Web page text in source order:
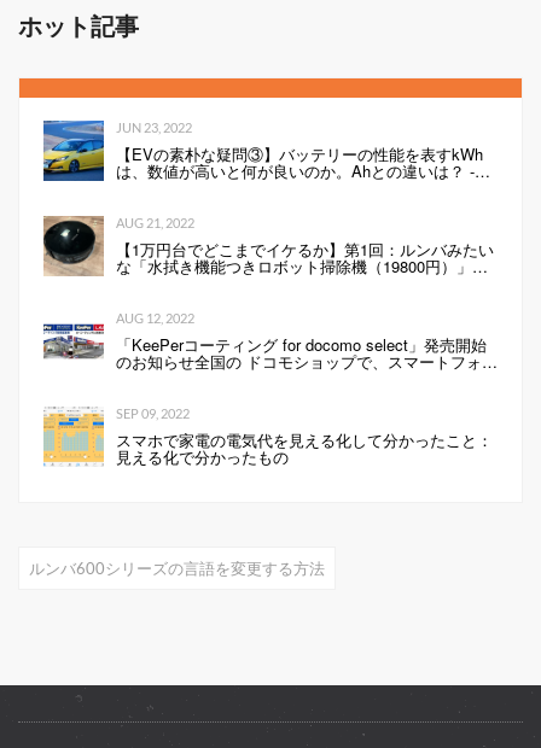
ホット記事
JUN 23, 2022
【EVの素朴な疑問③】バッテリーの性能を表すkWh
は、数値が高いと何が良いのか。Ahとの違いは？ -
Webモーターマガジン
AUG 21, 2022
【1万円台でどこまでイケるか】第1回：ルンバみたい
な「水拭き機能つきロボット掃除機（19800円）」の
性能は…
AUG 12, 2022
「KeePerコーティング for docomo select」発売開始
のお知らせ全国の ドコモショップで、スマートフォン
にKeePerコーティングを行います 企業リリース
SEP 09, 2022
スマホで家電の電気代を見える化して分かったこと：
見える化で分かったもの
ルンバ600シリーズの言語を変更する方法